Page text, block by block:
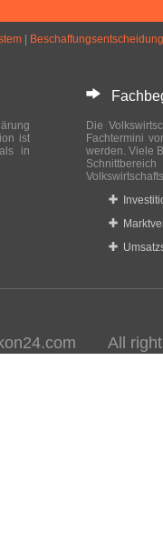
ist
in
Die
Fachtermini
werden. Viele
All